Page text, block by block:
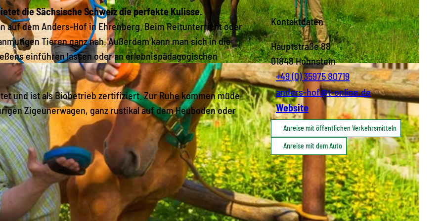
© TV Sächsische Schweiz/Dittrich | KI-optimiert |CC-BY-ND
die Sächsische Schweiz die perfekte Kulisse.
auf dem Anders-Hof in Ehrenberg. Beim Reitunterricht oder
Tieren ganz nah. Außerdem kann man sich in die
einführen lassen oder an erlebnispädagogischen
und ist als Biobetrieb zertifiziert. Zur Ruhe kommen müde
Zigeunerwagen, ganz rustikal auf dem Heuboden oder
Kontaktdaten
Hauptstraße 88
01848Hohnstein
+49 (0) 35975 80719
anders-hof@t-online.de
Website
Anreise mit öffentlichen Verkehrsmitteln
Anreise mit dem Auto